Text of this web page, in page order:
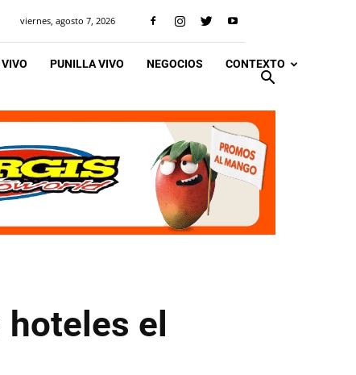
viernes, agosto 7, 2026
PUNILLA VIVO NEGOCIOS CONTEXTO
hoteles el